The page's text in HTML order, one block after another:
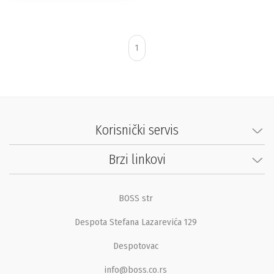
1
Korisnički servis
Brzi linkovi
BOSS str
Despota Stefana Lazarevića 129
Despotovac
info@boss.co.rs